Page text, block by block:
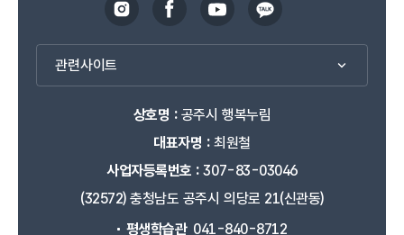
관련사이트
상호명 :공주시 행복누림
대표자명 :최원철
사업자등록번호 :307-83-03046
(32572) 충청남도 공주시 의당로 21(신관동)
평생학습관 041-840-8712